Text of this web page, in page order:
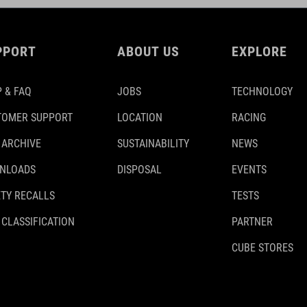
& FAQ
SUPPORT
RECALLS
ABOUT US
JOBS
LOCATION
SUSTAINABILITY
DISPOSAL
EXPLORE
TECHNOLOGY
RACING
NEWS
EVENTS
TESTS
PARTNER
CUBE STORES